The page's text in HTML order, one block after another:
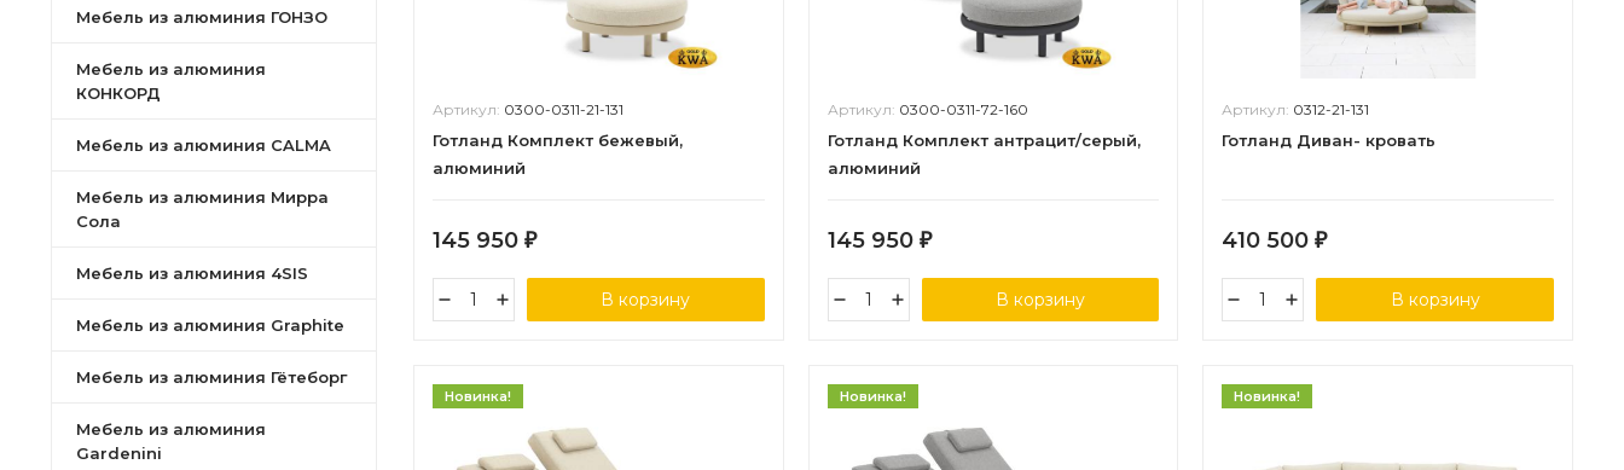
Мебель из алюминия ГОНЗО
Мебель из алюминия
КОНКОРД
Мебель из алюминия CALMA
Мебель из алюминия Мирра
Сола
Мебель из алюминия 4SIS
Мебель из алюминия Graphite
Мебель из алюминия Гётеборг
Мебель из алюминия
Gardenini
Артикул: 0300-0311-21-131
Готланд Комплект бежевый,
алюминий
145 950 ₽
В корзину
Артикул: 0300-0311-72-160
Готланд Комплект антрацит/серый,
алюминий
145 950 ₽
В корзину
Артикул: 0312-21-131
Готланд Диван- кровать
410 500₽
В корзину
Новинка! Новинка! Новинка!